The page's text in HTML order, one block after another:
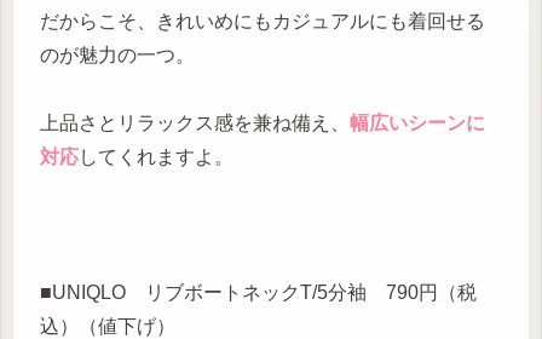
だからこそ、きれいめにもカジュアルにも着回せる
のが魅力の一つ。
上品さとリラックス感を兼ね備え、 幅広いシーンに
対応してくれますよ。
■UNIQLO リブボートネックT/5分袖 790円（税
込）（値下げ）